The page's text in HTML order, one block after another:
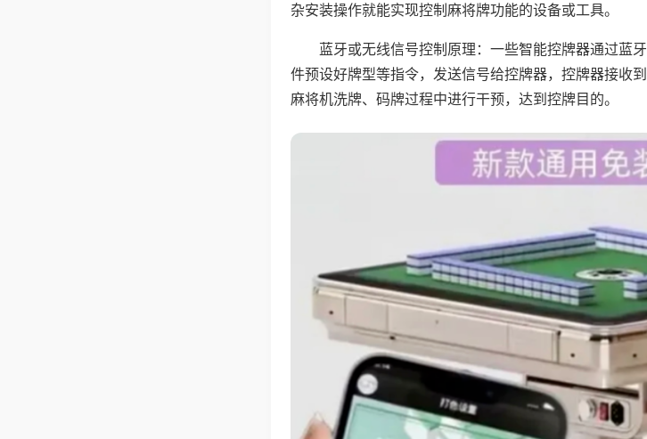
杂安装操作就能实现控制麻将牌功能的设备或工具。
蓝牙或无线信号控制原理：一些智能控牌器通过蓝
件预设好牌型等指令，发送信号给控牌器，控牌器接收
麻将机洗牌、码牌过程中进行干预，达到控牌目的。